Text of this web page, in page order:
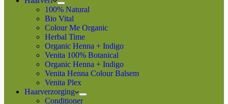
100% Natural
Bio Vital
Colour Me Organic
Herbal Time
Organic Henna + Indigo
Venita 100% Botanical
Organic Henna + Indigo
Venita Henna Colour Balsem
Venita Plex
Haarverzorging
Conditioner